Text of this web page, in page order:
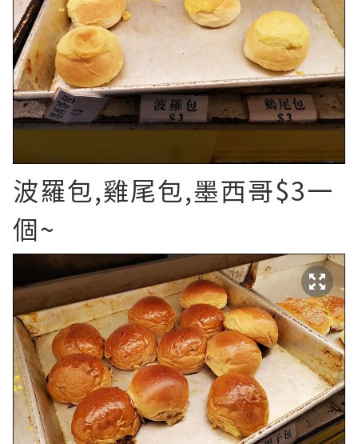
波羅包,雞尾包,墨西哥$3一
個~